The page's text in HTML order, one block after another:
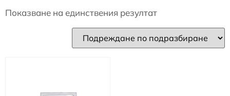
Показване на единствения резултат